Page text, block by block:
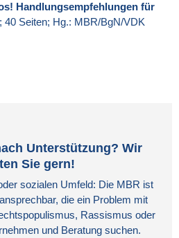
Handlungsempfehlungen für
40 Seiten; Hg.: MBR/BgN/VDK
Unterstützung? Wir
Sie gern!
sozialen Umfeld: Die MBR ist
die ein Problem mit
Rassismus oder
und Beratung suchen.